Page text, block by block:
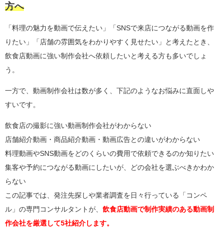
方へ
「料理の魅力を動画で伝えたい」「SNSで来店につながる動画を作
りたい」「店舗の雰囲気をわかりやすく見せたい」と考えたとき、
飲食店動画に強い制作会社へ依頼したいと考える方も多いでしょ
う。
一方で、動画制作会社は数が多く、下記のようなお悩みに直面しや
すいです。
飲食店の撮影に強い動画制作会社がわからない
店舗紹介動画・商品紹介動画・動画広告との違いがわからない
料理動画やSNS動画をどのくらいの費用で依頼できるのか知りたい
集客や予約につながる動画にしたいが、どの会社を選ぶべきかわか
らない
この記事では、発注先探しや業者調査を日々行っている「コンペ
ル」の専門コンサルタントが、 飲食店動画で制作実績のある動画制
作会社を厳選して5社紹介します。